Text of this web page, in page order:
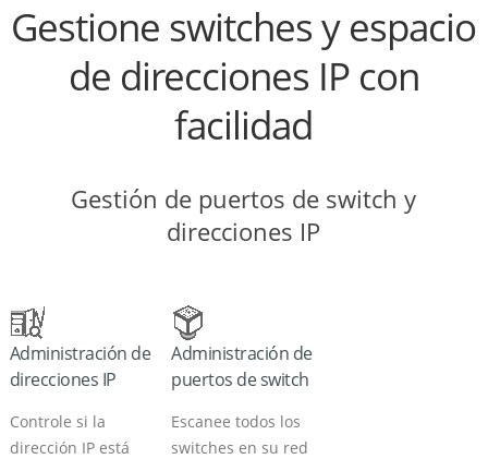
Gestione switches y espacio
de direcciones IP con
facilidad
Gestión de puertos de switch y
direcciones IP
Administración de
direcciones IP
Controle si la
dirección IP está
Administración de
puertos de switch
Escanee todos los
switches en su red